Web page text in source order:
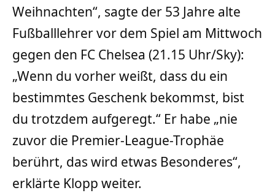
Weihnachten“, sagte der 53 Jahre alte
Fußballlehrer vor dem Spiel am Mittwoch
gegen den FC Chelsea (21.15 Uhr/Sky):
„Wenn du vorher weißt, dass du ein
bestimmtes Geschenk bekommst, bist
du trotzdem aufgeregt.“ Er habe „nie
zuvor die Premier-League-Trophäe
berührt, das wird etwas Besonderes“,
erklärte Klopp weiter.